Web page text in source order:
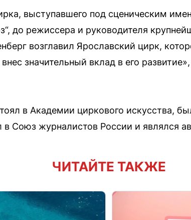
выступавшего под сценическим
до режиссера и руководителя
возглавил Ярославский цирк,
значительный вклад в его
в Академии циркового искусства,
в Союз журналистов России и являлся
ЧИТАЙТЕ ТАКЖЕ